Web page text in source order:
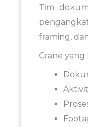
Tim
framing,
Crane